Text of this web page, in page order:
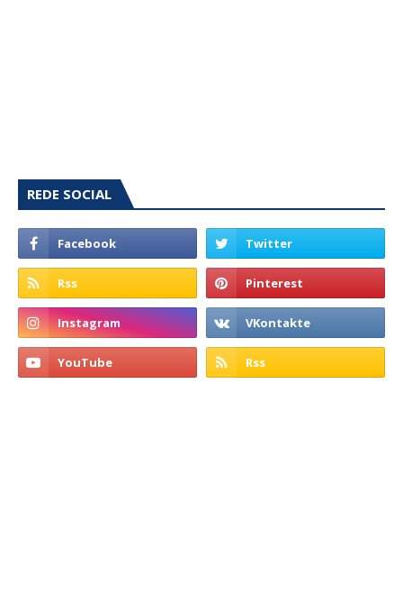
REDE SOCIAL